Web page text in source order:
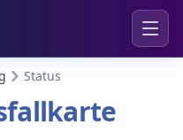
Status